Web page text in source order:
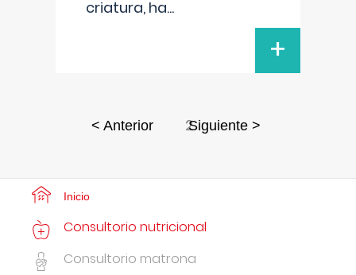
criatura, ha...
+
< Anterior 2Siguiente >
Inicio
Consultorio nutricional
Consultorio matrona